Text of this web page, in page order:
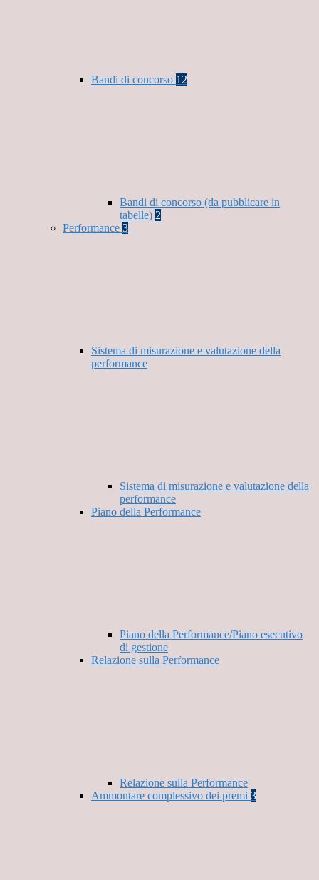
Bandi di concorso 12
Bandi di concorso (da pubblicare in
tabelle) 2
Performance 3
Sistema di misurazione e valutazione della
performance
Sistema di misurazione e valutazione della
performance
Piano della Performance
Piano della Performance/Piano esecutivo
di gestione
Relazione sulla Performance
Relazione sulla Performance
Ammontare complessivo dei premi 3